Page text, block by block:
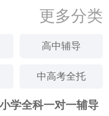
更多分类
高中辅导
中高考全托
学全科一对一辅导